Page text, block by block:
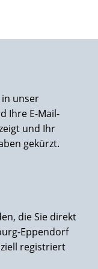
unser
Ihre E-Mail-
und Ihr
gekürzt.
die Sie direkt
Eppendorf
registriert